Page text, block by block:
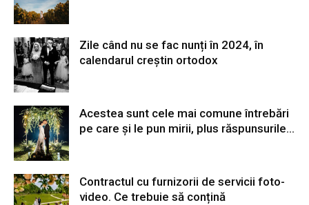
Zile când nu se fac nunți în 2024, în
calendarul creștin ortodox
Acestea sunt cele mai comune întrebări
pe care și le pun mirii, plus răspunsurile...
Contractul cu furnizorii de servicii foto-
video. Ce trebuie să conțină